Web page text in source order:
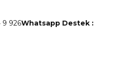
9 926Whatsapp Destek :